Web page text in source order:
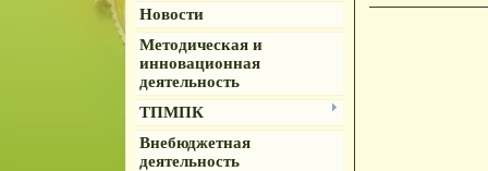
Новости
Методическая и
инновационная
деятельность
ТПМПК
Внебюджетная
деятельность